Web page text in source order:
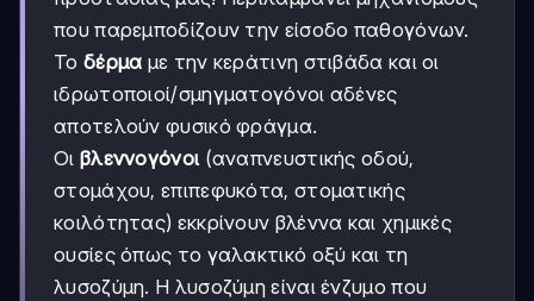
που παρεμποδίζουν την είσοδο παθογόνων.
Το δέρμα με την κεράτινη στιβάδα και οι
ιδρωτοποιοί/σμηγματογόνοι αδένες
αποτελούν φυσικό φράγμα.
Οι βλεννογόνοι (αναπνευστικής οδού,
στομάχου, επιπεφυκότα, στοματικής
κοιλότητας) εκκρίνουν βλέννα και χημικές
ουσίες όπως το γαλακτικό οξύ και τη
λυσοζύμη. Η λυσοζύμη είναι ένζυμο που